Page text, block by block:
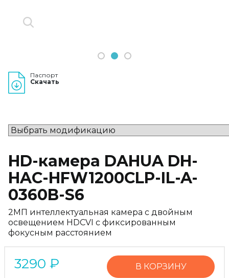
1 2 3
Паспорт
Скачать
HD-камера DAHUA DH-
HAC-HFW1200CLP-IL-A-
0360B-S6
2МП интеллектуальная камера с двойным
освещением HDCVI с фиксированным
фокусным расстоянием
3290 ₽ В КОРЗИНУ